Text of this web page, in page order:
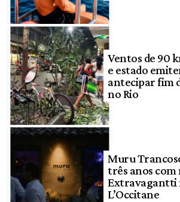
Ventos de 90
e estado
antecipar fim
no Rio
Muru
três anos com
Extravagantti
L’Occitane